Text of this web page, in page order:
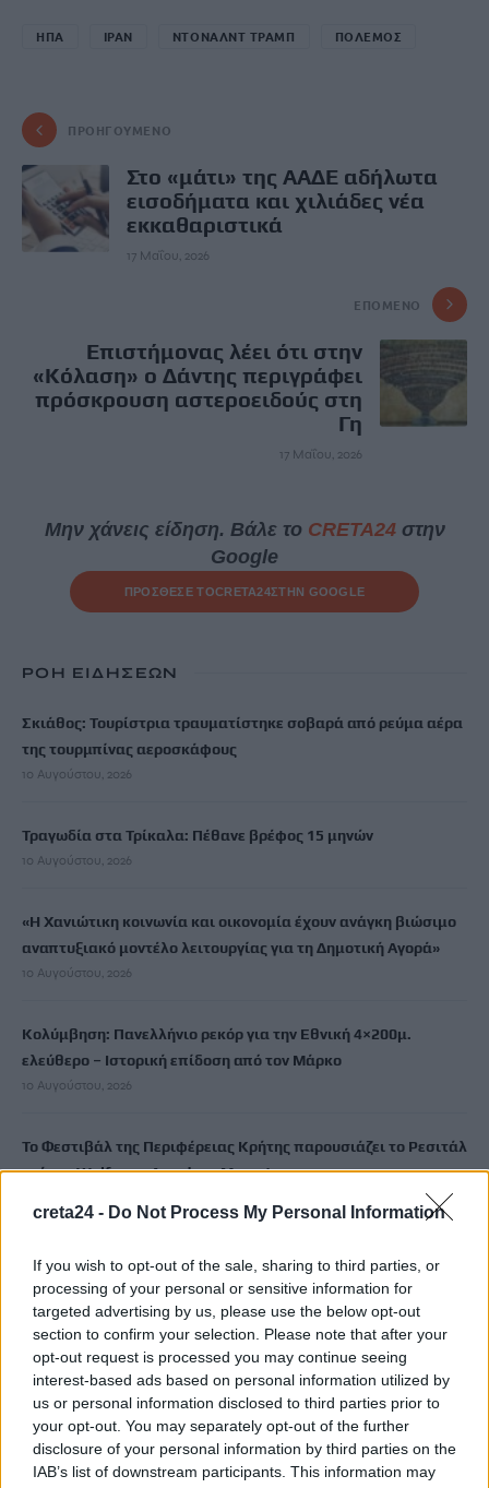
creta24 - Do Not Process My Personal Information
If you wish to opt-out of the sale, sharing to third parties, or
processing of your personal or sensitive information for
targeted advertising by us, please use the below opt-out
section to confirm your selection. Please note that after your
opt-out request is processed you may continue seeing
interest-based ads based on personal information utilized by
us or personal information disclosed to third parties prior to
your opt-out. You may separately opt-out of the further
disclosure of your personal information by third parties on the
IAB’s list of downstream participants. This information may
ΗΠΑ ΙΡΑΝ ΝΤΟΝΑΛΝΤ ΤΡΑΜΠ ΠΟΛΕΜΟΣ
ΠΡΟΗΓΟΎΜΕΝΟ
Στο «μάτι» της ΑΑΔΕ αδήλωτα
εισοδήματα και χιλιάδες νέα
εκκαθαριστικά
17 Μαΐου, 2026
ΕΠΌΜΕΝΟ
Επιστήμονας λέει ότι στην
«Κόλαση» ο Δάντης περιγράφει
πρόσκρουση αστεροειδούς στη
Γη
17 Μαΐου, 2026
Μην χάνεις είδηση. Βάλε το CRETA24στην
Google
ΠΡΟΣΘΕΣΕ ΤΟCRETA24ΣΤΗΝ GOOGLE
ΡΟΗ ΕΙΔΗΣΕΩΝ
Σκιάθος: Τουρίστρια τραυματίστηκε σοβαρά από ρεύμα αέρα
της τουρμπίνας αεροσκάφους
10 Αυγούστου, 2026
Τραγωδία στα Τρίκαλα: Πέθανε βρέφος 15 μηνών
10 Αυγούστου, 2026
«Η Χανιώτικη κοινωνία και οικονομία έχουν ανάγκη βιώσιμο
αναπτυξιακό μοντέλο λειτουργίας για τη Δημοτική Αγορά»
10 Αυγούστου, 2026
Κολύμβηση: Πανελλήνιο ρεκόρ για την Εθνική 4×200μ.
ελεύθερο – Ιστορική επίδοση από τον Μάρκο
10 Αυγούστου, 2026
Το Φεστιβάλ της Περιφέρειας Κρήτης παρουσιάζει το Ρεσιτάλ
πιάνου Wolfgang Amadeus Mozart
Πολύ υψηλός ο κίνδυνος πυρκαγιάς αύριο για πέντε
περιφέρειες
10 Αυγούστου, 2026
Συνάντηση Περιφερειάρχη Κρήτης Σταύρου Αρναουτάκη με
την Πρόεδρο της Παγκρητικής Ομοσπονδίας Ευρώπης
10 Αυγούστου, 2026
Μ. Καραμαλάκης: Λύματα στον παλαιό λιμένα – Το ερώτημα